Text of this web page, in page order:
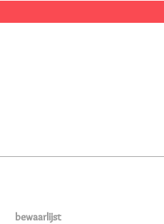
bewaarlijst